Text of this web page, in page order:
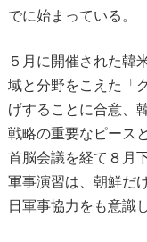
でに始まっている。
５月に開催された韓
域と分野をこえた「
げすることに合意、
戦略の重要なピース
首脳会議を経て８月
軍事演習は、朝鮮だ
日軍事協力をも意識